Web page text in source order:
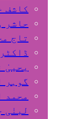
کاشف
حاشر
تاج
گوہر
محمد
لبنٰی